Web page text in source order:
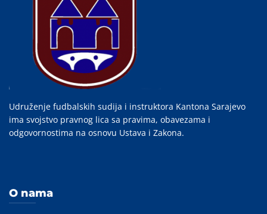
Udruženje fudbalskih sudija i instruktora Kantona Sarajevo
ima svojstvo pravnog lica sa pravima, obavezama i
odgovornostima na osnovu Ustava i Zakona.
O nama